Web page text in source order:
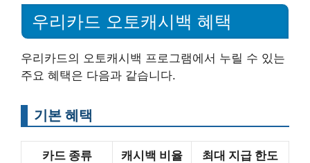
우리카드 오토캐시백 혜택
우리카드의 오토캐시백 프로그램에서 누릴 수 있는
주요 혜택은 다음과 같습니다.
기본 혜택
카드 종류 캐시백 비율 최대 지급 한도